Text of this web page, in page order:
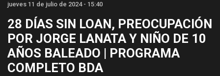
jueves 11 de julio de 2024 - 15:40
28 DÍAS SIN LOAN, PREOCUPACIÓN
POR JORGE LANATA Y NIÑO DE 10
AÑOS BALEADO | PROGRAMA
COMPLETO BDA